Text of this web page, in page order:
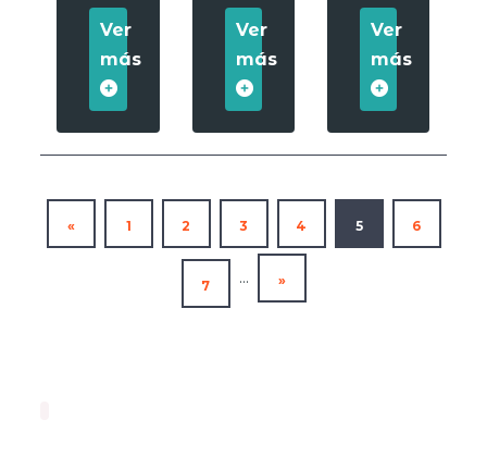
sostenible.
Ver
más
Ver
más
Ver
más
« 1 2 3 4 5 6
7 ... »